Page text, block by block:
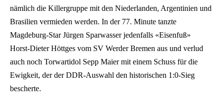
nämlich die Killergruppe mit den Niederlanden, Argentinien und
Brasilien vermieden werden. In der 77. Minute tanzte
Magdeburg-Star Jürgen Sparwasser jedenfalls «Eisenfuß»
Horst-Dieter Höttges vom SV Werder Bremen aus und verlud
auch noch Torwartidol Sepp Maier mit einem Schuss für die
Ewigkeit, der der DDR-Auswahl den historischen 1:0-Sieg
bescherte.